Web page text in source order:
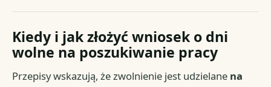
Kiedy i jak złożyć wniosek o dni
wolne na poszukiwanie pracy
Przepisy wskazują, że zwolnienie jest udzielane na